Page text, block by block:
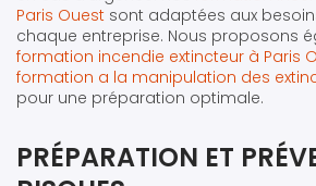
Paris Ouest sont adaptées aux
chaque entreprise. Nous proposons
formation incendie extincteur à Paris
formation a la manipulation des
pour une préparation optimale.
PRÉPARATION ET